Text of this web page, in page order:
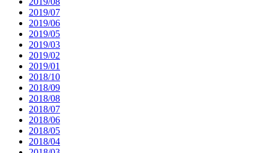
2019/07
2019/06
2019/05
2019/03
2019/02
2019/01
2018/10
2018/09
2018/08
2018/07
2018/06
2018/05
2018/04